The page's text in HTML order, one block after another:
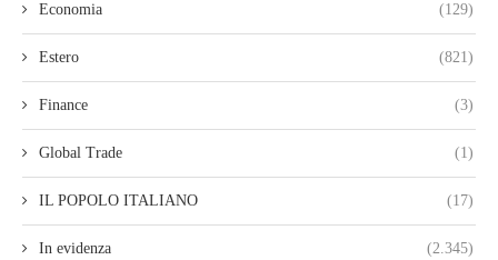
Economia (129)
Estero (821)
Finance (3)
Global Trade (1)
IL POPOLO ITALIANO (17)
In evidenza (2.345)